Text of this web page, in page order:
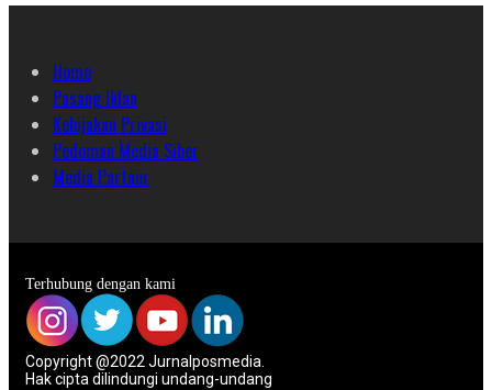
Home
Pasang Iklan
Kebijakan Privasi
Pedoman Media Siber
Media Partner
Terhubung dengan kami
Copyright @2022 Jurnalposmedia.
Hak cipta dilindungi undang-undang